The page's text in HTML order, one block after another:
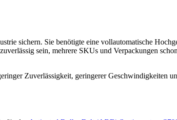
sichern. Sie benötigte eine vollautomatische
sein, mehrere SKUs und Verpackungen
Zuverlässigkeit, geringerer Geschwindigkeiten